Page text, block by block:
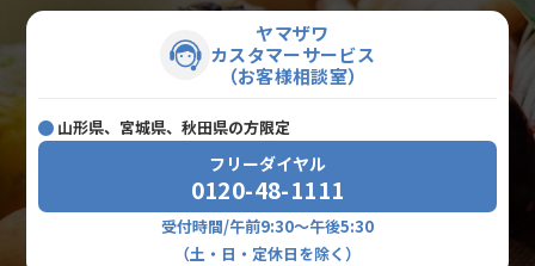
ヤマザワ
カスタマーサービス
（お客様相談室）
山形県、宮城県、秋田県の方限定
フリーダイヤル
0120-48-1111
受付時間/午前9:30～午後5:30
（土・日・定休日を除く）